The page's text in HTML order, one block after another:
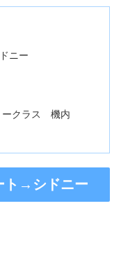
ニー
ークラス 機内
ト→シドニー